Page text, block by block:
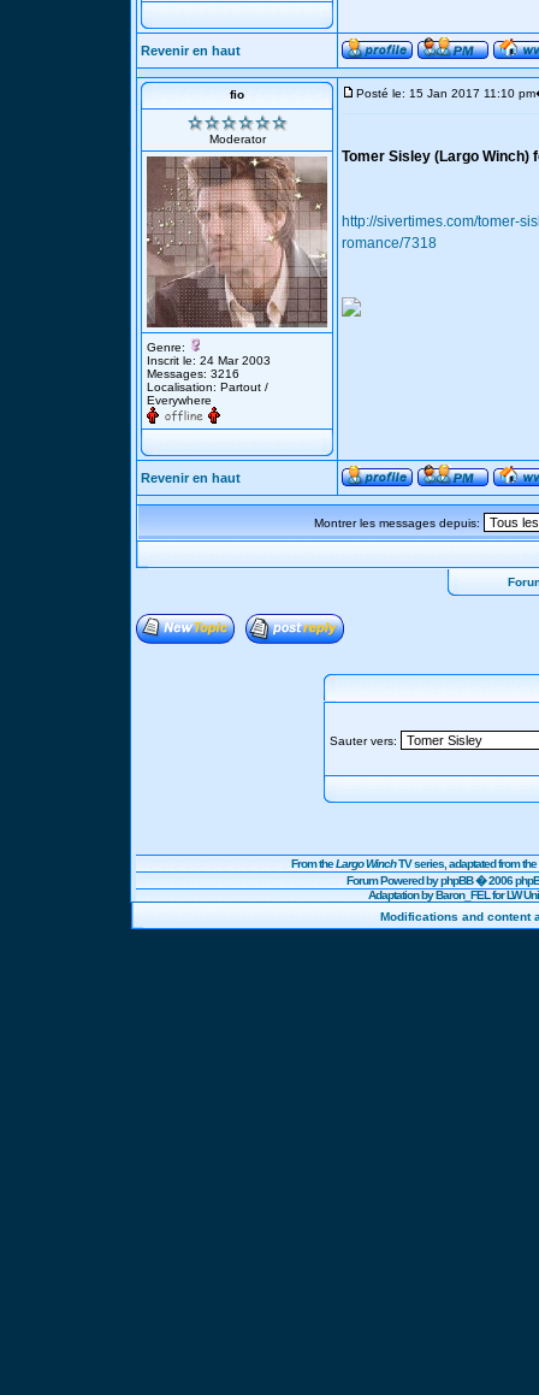
Revenir en haut
fio
Moderator
Genre:
Inscrit le: 24 Mar 2003
Messages: 3216
Localisation: Partout /
Everywhere
Posté le: 15 Jan 2017 11:10 pm
Tomer Sisley (Largo Winch)
http://sivertimes.com/tomer-
romance/7318
Revenir en haut
Montrer les messages depuis:
Sauter vers:
From theLargo WinchTV series, adaptated from
Forum Powered byphpBB� 2006
Adaptation by Baron_FEL for LW
Modifications and content